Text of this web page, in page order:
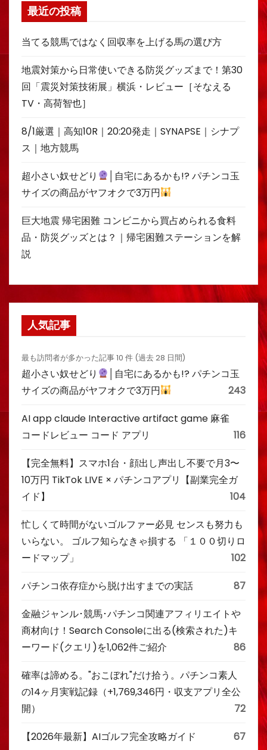
最近の投稿
当てる競馬ではなく回収率を上げる馬の選び方
地震対策から日常使いできる防災グッズまで！第30
回「震災対策技術展」横浜・レビュー［そなえる
TV・高荷智也］
8/1厳選｜高知10R｜20:20発走｜SYNAPSE｜シナプ
ス｜地方競馬
超小さい奴せどり
│自宅にあるかも!? パチンコ玉
サイズの商品がヤフオクで3万円
巨大地震 帰宅困難 コンビニから買占められる食料
品・防災グッズとは？｜帰宅困難ステーションを解
説
人気記事
最も訪問者が多かった記事 10 件 (過去 28 日間)
超小さい奴せどり
│自宅にあるかも!? パチンコ玉
サイズの商品がヤフオクで3万円
243
AI app claude Interactive artifact game 麻雀
コードレビュー コード アプリ
116
【完全無料】スマホ1台・顔出し声出し不要で月3〜
10万円 TikTok LIVE × パチンコアプリ【副業完全ガ
イド】
104
忙しくて時間がないゴルファー必見 センスも努力も
いらない。 ゴルフ知らなきゃ損する 「１００切りロ
ードマップ」
102
パチンコ依存症から脱け出すまでの実話 87
金融ジャンル･競馬･パチンコ関連アフィリエイトや
商材向け！Search Consoleに出る(検索された)キ
ーワード(クエリ)を1,062件ご紹介
86
確率は諦める。"おこぼれ"だけ拾う。パチンコ素人
の14ヶ月実戦記録（+1,769,346円・収支アプリ全公
開）
72
【2026年最新】AIゴルフ完全攻略ガイド 67